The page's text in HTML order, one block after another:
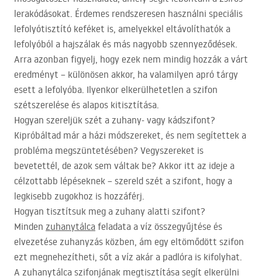
lerakódásokat. Érdemes rendszeresen használni speciális
lefolyótisztító keféket is, amelyekkel eltávolíthatók a
lefolyóból a hajszálak és más nagyobb szennyeződések.
Arra azonban figyelj, hogy ezek nem mindig hozzák a várt
eredményt – különösen akkor, ha valamilyen apró tárgy
esett a lefolyóba. Ilyenkor elkerülhetetlen a szifon
szétszerelése és alapos kitisztítása.
Hogyan szereljük szét a zuhany- vagy kádszifont?
Kipróbáltad már a házi módszereket, és nem segítettek a
probléma megszüntetésében? Vegyszereket is
bevetettél, de azok sem váltak be? Akkor itt az ideje a
célzottabb lépéseknek – szereld szét a szifont, hogy a
legkisebb zugokhoz is hozzáférj.
Hogyan tisztítsuk meg a zuhany alatti szifont?
Minden zuhanytálca feladata a víz összegyűjtése és
elvezetése zuhanyzás közben, ám egy eltömődött szifon
ezt megnehezítheti, sőt a víz akár a padlóra is kifolyhat.
A zuhanytálca szifonjának megtisztítása segít elkerülni